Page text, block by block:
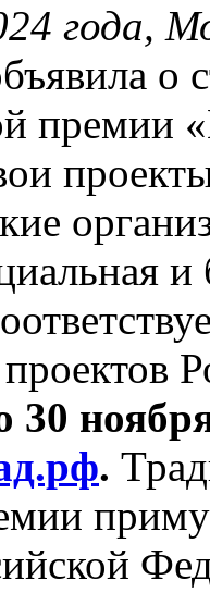
года,
о
премии
и
30
.